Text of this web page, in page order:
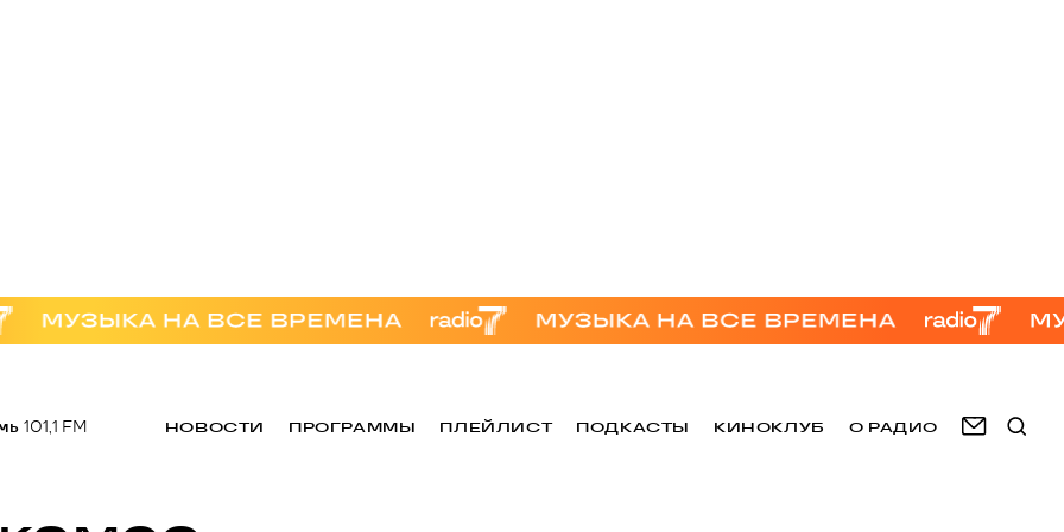
101,1 FM НОВОСТИ ПРОГРАММЫ ПЛЕЙЛИСТ ПОДКАСТЫ КИНОКЛУБ О РАДИО